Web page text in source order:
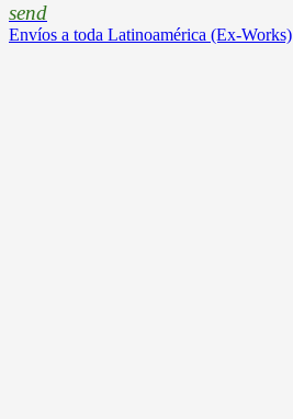
send
Envíos a toda Latinoamérica (Ex-Works)